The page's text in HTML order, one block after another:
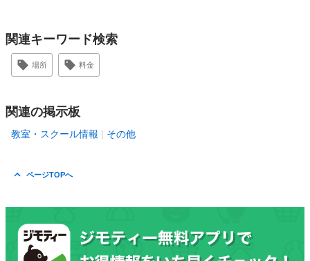
関連キーワード検索
場所 料金
関連の掲示板
教室・スクール情報 その他
ページTOPへ